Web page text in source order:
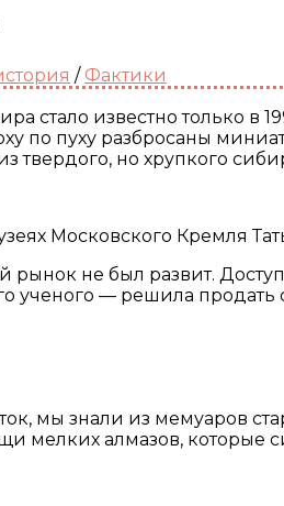
/ Фактики
по пуху разбросаны
твердого, но хрупкого
Московского Кремля
рынок не был развит.
ученого — решила
мы знали из мемуаров
мелких алмазов, которые